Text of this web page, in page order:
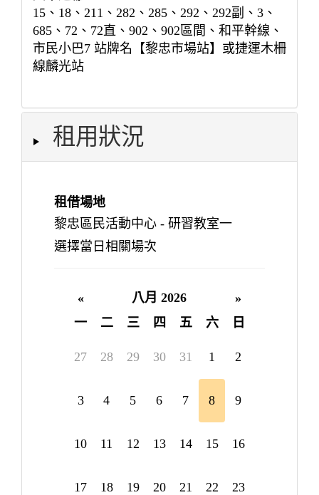
15、18、211、282、285、292、292副、3、
685、72、72直、902、902區間、和平幹線、
市民小巴7 站牌名【黎忠市場站】或捷運木柵
線麟光站
租用狀況
租借場地
黎忠區民活動中心 - 研習教室一
選擇當日相關場次
« 八月 2026
»
一
二 三 四 五 六 日
27 28 29 30 31 1 2
3 4 5 6 7 8 9
10 11 12 13 14 15 16
17 18 19 20 21 22 23